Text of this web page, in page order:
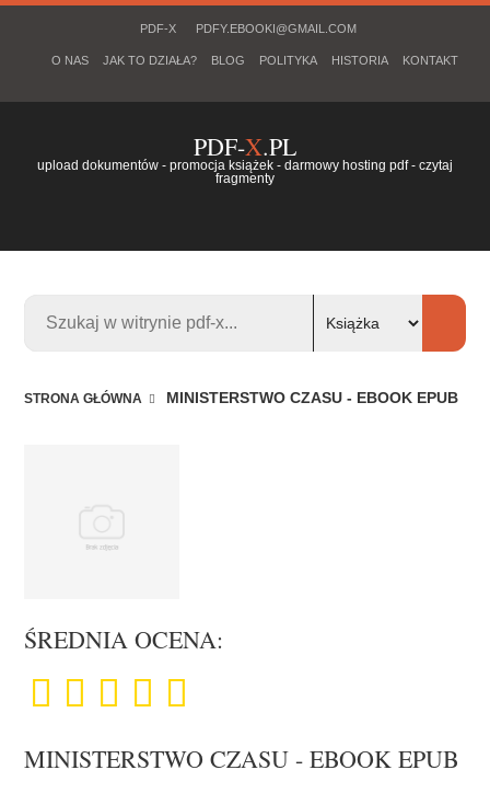
PDF-X PDFY.EBOOKI@GMAIL.COM
O NAS JAK TO DZIAŁA? BLOG POLITYKA HISTORIA KONTAKT
PDF-X.PL
upload dokumentów - promocja książek - darmowy hosting pdf - czytaj
fragmenty
STRONA GŁÓWNA MINISTERSTWO CZASU - EBOOK EPUB
ŚREDNIA OCENA:
MINISTERSTWO CZASU - EBOOK EPUB